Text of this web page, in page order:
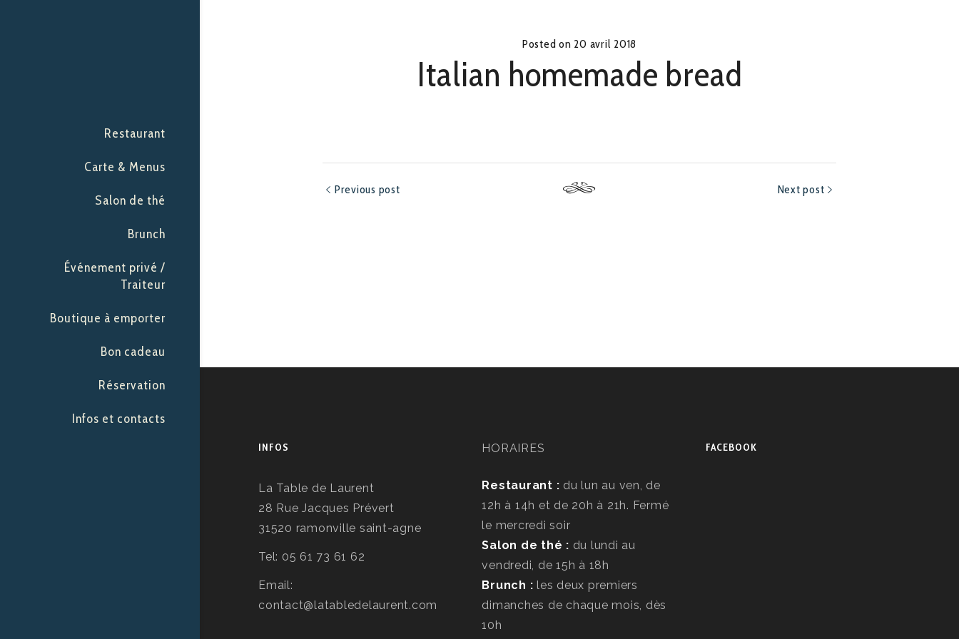
Restaurant
Carte & Menus
Salon de thé
Brunch
Événement privé /
Traiteur
Boutique à emporter
Bon cadeau
Réservation
Infos et contacts
Posted on 20 avril 2018
Italian homemade bread
Previous post Next post
INFOS
La Table de Laurent
28 Rue Jacques Prévert
31520 ramonville saint-agne
Tel: 05 61 73 61 62
Email:
contact@latabledelaurent.com
HORAIRES
Restaurant : du lun au ven, de
12h à 14h et de 20h à 21h. Fermé
le mercredi soir
Salon de thé : du lundi au
vendredi, de 15h à 18h
Brunch : les deux premiers
dimanches de chaque mois, dès
10h
FACEBOOK